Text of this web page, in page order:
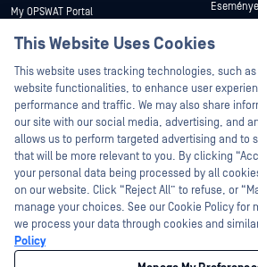
My OPSWAT Portal
Műszaki dokumentáció
Képzések
Biztonsági sebezhetőségi program
Partnerek
Tanúsítvány
Technológiai partnerek
Channel partner program
Fehér
©2026 OPSWAT . Minden jog fenntartva. OPSWAT,
MetaAccess, az OPSWAT , Trust no File. Trust No
World's Critical Infrastructure, Deep CDR™
This Website Uses Cookies
This website uses tracking technologies, such
website functionalities, to enhance user
performance and traffic. We may also share
our site with our social media, advertising, and
allows us to perform targeted advertising and to
that will be more relevant to you. By clicking
your personal data being processed by all
on our website. Click “Reject All” to refuse, or
manage your choices. See our Cookie Policy for
we process your data through cookies and
Policy
Hey there!
I'm Ozzy, your
How can I help you
today?